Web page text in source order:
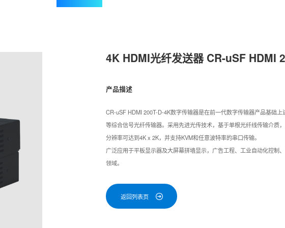
4K HDMI光纤发送器 CR-uSF HDMI
产品描述
CR-uSF HDMI 200T-D-4K数字传输器是在前一代数字传输器产品基础
等综合信号光纤传输器。采用先进光传技术，基于单根光纤线传输介质
分辨率可达到4K x 2K，并支持KVM和任意波特率的串口传输。
广泛应用于平板显示器及大屏幕拼墙显示，广告工程、工业自动化控制
领域。
返回列表页